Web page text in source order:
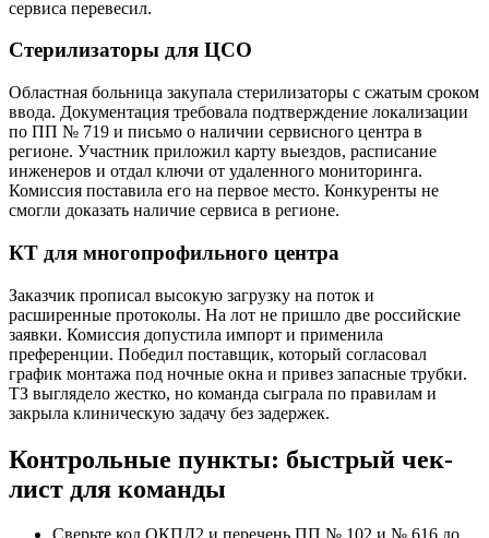
сервиса перевесил.
Стерилизаторы для ЦСО
Областная больница закупала стерилизаторы с сжатым сроком
ввода. Документация требовала подтверждение локализации
по ПП № 719 и письмо о наличии сервисного центра в
регионе. Участник приложил карту выездов, расписание
инженеров и отдал ключи от удаленного мониторинга.
Комиссия поставила его на первое место. Конкуренты не
смогли доказать наличие сервиса в регионе.
КТ для многопрофильного центра
Заказчик прописал высокую загрузку на поток и
расширенные протоколы. На лот не пришло две российские
заявки. Комиссия допустила импорт и применила
преференции. Победил поставщик, который согласовал
график монтажа под ночные окна и привез запасные трубки.
ТЗ выглядело жестко, но команда сыграла по правилам и
закрыла клиническую задачу без задержек.
Контрольные пункты: быстрый чек-
лист для команды